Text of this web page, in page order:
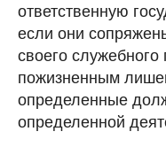
ответственную
если они
своего
пожизненным
определенные
определенной